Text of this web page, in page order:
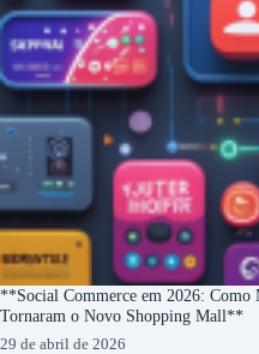
**Social Commerce em 2026: Como
Tornaram o Novo Shopping Mall**
29 de abril de 2026